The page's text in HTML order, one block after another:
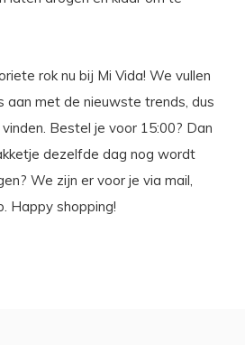
rok nu bij Mi Vida! We vullen
aan met de nieuwste trends, dus
Bestel je voor 15:00? Dan
dezelfde dag nog wordt
We zijn er voor je via mail,
Happy shopping!